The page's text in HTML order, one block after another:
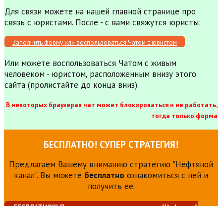
Для связи можете на нашей главной странице про
связь с юристами. После - с вами свяжутся юристы:
Заполнить форму или воспользоваться Чатом с юристом
Или можете воспользоваться Чатом с живым
человеком - юристом, расположенным внизу этого
сайта (пролистайте до конца вниз).
В некоторых браузерах чат может блокироваться и не работать,
тогда только форма
БЕСПЛАТНО! СУПЕР СТРАТЕГИЯ!
Предлагаем Вашему вниманию стратегию "Нефтяной
канал". Вы можете бесплатно ознакомиться с ней и
получить ее.